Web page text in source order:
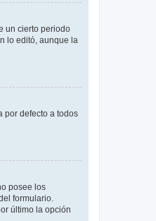
un cierto periodo
lo editó, aunque la
por defecto a todos
posee los
formulario.
último la opción